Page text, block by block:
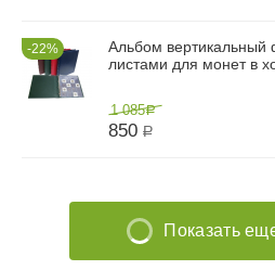
22%
Альбом вертикальный
листами для монет в
1 085Р
850 Р
Показать